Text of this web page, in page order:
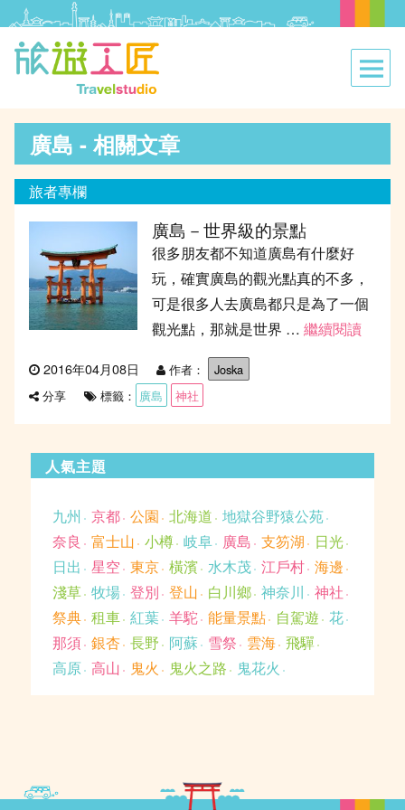
廣島 - 相關文章
旅者專欄
廣島－世界級的景點
很多朋友都不知道廣島有什麼好
玩，確實廣島的觀光點真的不多，
可是很多人去廣島都只是為了一個
觀光點，那就是世界 … 繼續閱讀
發
表
2016年04月08日 作者：
Joska
分享
標籤： 廣島 神社
人氣主題
九州 京都 公園 北海道 地獄谷野猿公苑
奈良
富士山 小樽 岐阜 廣島 支笏湖
日光
日出 星空 東京 橫濱 水木茂 江戶村 海邊
淺草 牧場 登別 登山 白川鄉 神奈川 神社
祭典 租車 紅葉 羊駝 能量景點 自駕遊 花
那須 銀杏 長野 阿蘇 雪祭 雲海 飛驒
高原 高山 鬼火 鬼火之路 鬼花火